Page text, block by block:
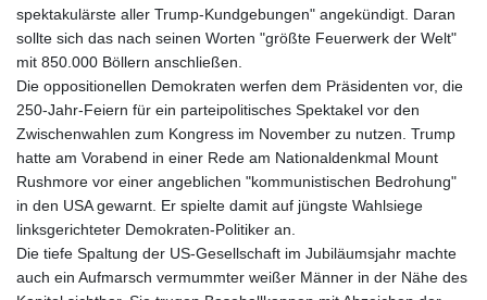
spektakulärste aller Trump-Kundgebungen" angekündigt. Daran
sollte sich das nach seinen Worten "größte Feuerwerk der Welt"
mit 850.000 Böllern anschließen.
Die oppositionellen Demokraten werfen dem Präsidenten vor, die
250-Jahr-Feiern für ein parteipolitisches Spektakel vor den
Zwischenwahlen zum Kongress im November zu nutzen. Trump
hatte am Vorabend in einer Rede am Nationaldenkmal Mount
Rushmore vor einer angeblichen "kommunistischen Bedrohung"
in den USA gewarnt. Er spielte damit auf jüngste Wahlsiege
linksgerichteter Demokraten-Politiker an.
Die tiefe Spaltung der US-Gesellschaft im Jubiläumsjahr machte
auch ein Aufmarsch vermummter weißer Männer in der Nähe des